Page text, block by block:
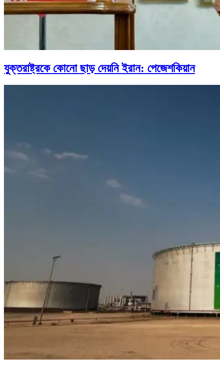
যুক্তরাষ্ট্রকে কোনো ছাড় দেয়নি ইরান: পেজেশকিয়ান